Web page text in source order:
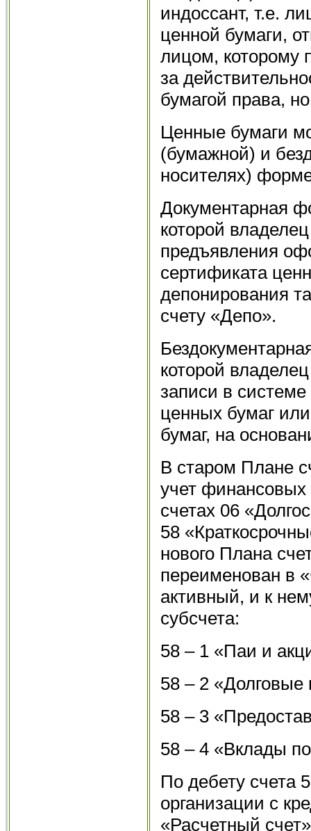
индоссант, т.е.
ценной бумаги,
лицом, которому
за
бумагой права,
Ценные бумаги
(бумажной) и
носителях)
Документарная
которой
предъявления
сертификата
депонирования
счету «Депо».
которой
записи в
ценных бумаг
бумаг, на
В старом Плане
учет
счетах 06
58
нового Плана
переименован в
активный, и к
субсчета:
58 – 1 «Паи и
58 – 2
58 – 3
58 – 4 «Вклады
По дебету счета
организации с
«Расчетный